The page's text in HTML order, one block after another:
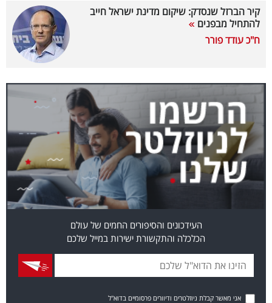
קריירה
ולימודים
רייטינג
בריאות
תרבות
ופנאי
המילון
קיר הברזל שנסדק: שיקום מדינת ישראל חייב
להתחיל מבפנים
ח"כ עודד פורר
העידכונים והסיפורים החמים של עולם
הכלכלה והתקשורת ישירות במייל שלכם
אני מאשר קבלת ניוזלטרים ודיוורים פרסומיים בדוא"ל